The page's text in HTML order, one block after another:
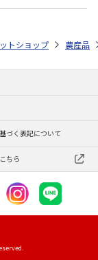
山形県 山形県産
トショップ 農産品
づく表記について
ちら